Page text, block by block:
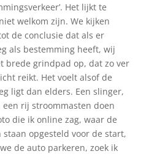
Het lijkt te
welkom zijn. We kijken
de conclusie dat als er
als bestemming heeft, wij
brede grindpad op, dat zo ver
reikt. Het voelt alsof de
ligt dan elders. Een slinger,
rij stroommasten doen
die ik online zag, waar de
staan opgesteld voor de start,
de auto parkeren, zoek ik